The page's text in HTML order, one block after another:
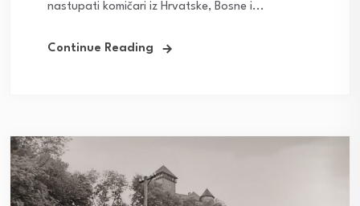
nastupati komičari iz Hrvatske, Bosne i...
Continue Reading